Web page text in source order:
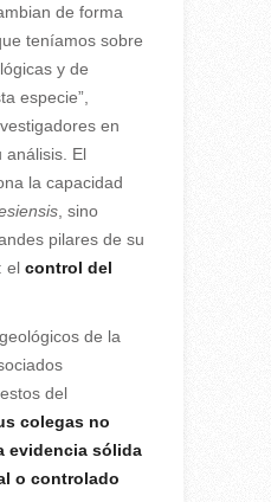
de forma
teníamos sobre
y de
especie”,
en
análisis. El
la capacidad
, sino
pilares de su
el control del
de la
del
colegas no
evidencia sólida
o controlado